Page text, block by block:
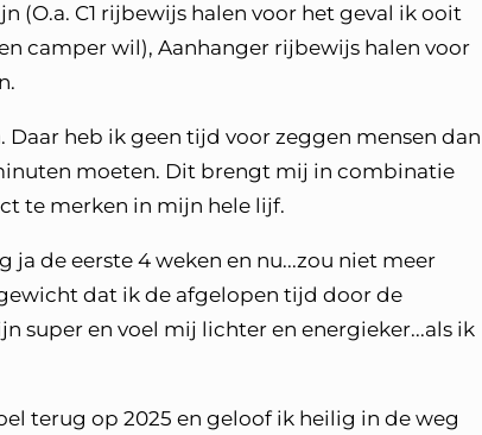
(O.a. C1 rijbewijs halen voor het geval ik ooit
camper wil), Aanhanger rijbewijs halen voor
Daar heb ik geen tijd voor zeggen mensen dan
moeten. Dit brengt mij in combinatie
te merken in mijn hele lijf.
de eerste 4 weken en nu...zou niet meer
dat ik de afgelopen tijd door de
super en voel mij lichter en energieker...als ik
terug op 2025 en geloof ik heilig in de weg